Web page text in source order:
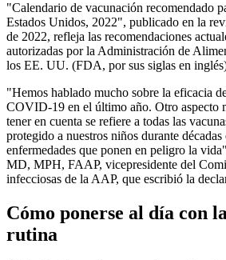
"Calendario de vacunación recomendado
Estados Unidos, 2022", publicado en la
de 2022, refleja las recomendaciones
autorizadas por la Administración de
los EE. UU. (FDA, por sus siglas en
"Hemos hablado mucho sobre la eficacia
COVID-19 en el último año. Otro aspecto
tener en cuenta se refiere a todas las
protegido a nuestros niños durante décadas
enfermedades que ponen en peligro la
MD, MPH, FAAP, vicepresidente del
infecciosas de la AAP, que escribió la
Cómo ponerse al día con
rutina